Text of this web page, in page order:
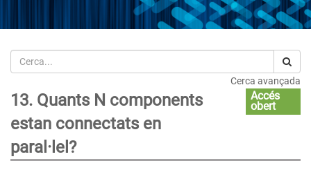
Cerca
Cerca avançada
13. Quants N components
estan connectats en
paral·lel?
Accés
obert